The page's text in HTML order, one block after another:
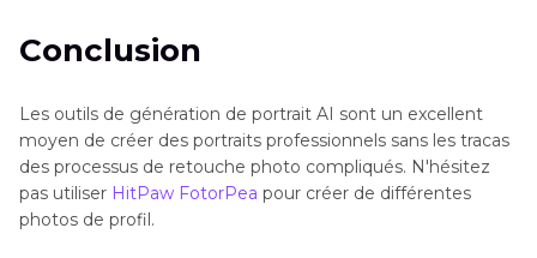
Conclusion
Les outils de génération de portrait AI sont un excellent
moyen de créer des portraits professionnels sans les tracas
des processus de retouche photo compliqués. N'hésitez
pas utiliser HitPaw FotorPea pour créer de différentes
photos de profil.